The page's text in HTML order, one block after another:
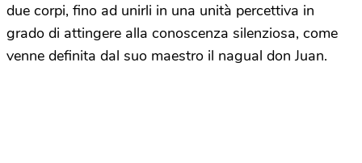
due corpi, fino ad unirli in una unità percettiva in
grado di attingere alla conoscenza silenziosa, come
venne definita dal suo maestro il nagual don Juan.